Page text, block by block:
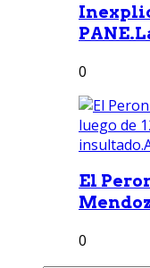
0
El
0